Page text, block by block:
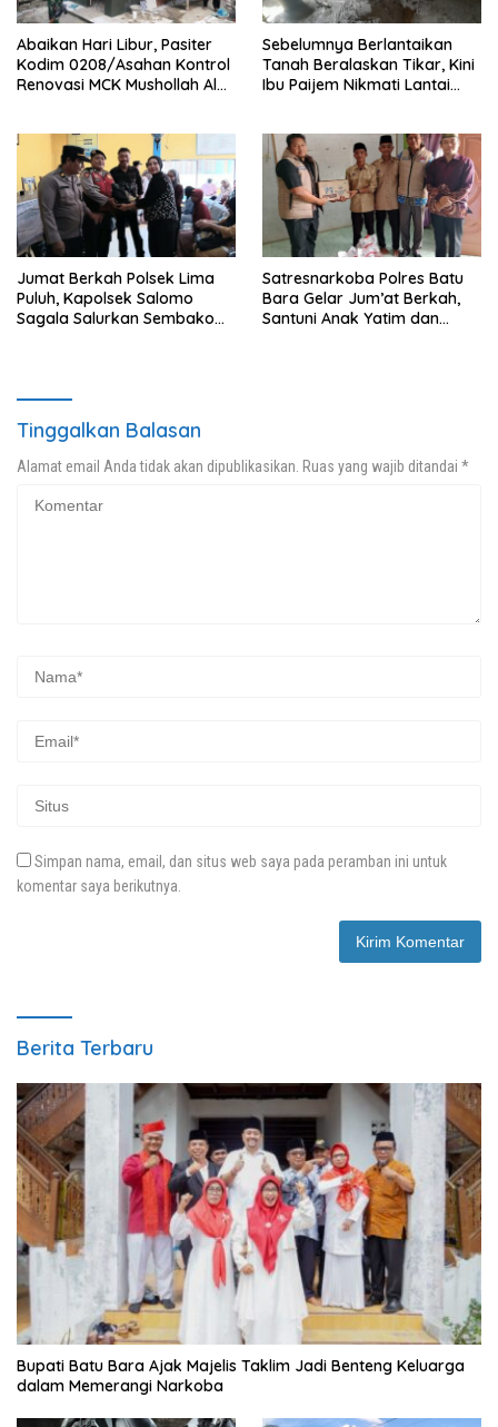
Abaikan Hari Libur, Pasiter
Kodim 0208/Asahan Kontrol
Renovasi MCK Mushollah Al
Sebelumnya Berlantaikan
Tanah Beralaskan Tikar, Kini
Ibu Paijem Nikmati Lantai
0208/Asahan
Jumat Berkah Polsek Lima
Puluh, Kapolsek Salomo
Sagala Salurkan Sembako
Satresnarkoba Polres Batu
Bara Gelar Jum’at Berkah,
Santuni Anak Yatim dan
Tinggalkan Balasan
Alamat email Anda tidak akan dipublikasikan. Ruas yang wajib ditandai *
Simpan nama, email, dan situs web saya pada peramban ini untuk
komentar saya berikutnya.
Berita Terbaru
Bupati Batu Bara Ajak Majelis Taklim Jadi Benteng Keluarga
dalam Memerangi Narkoba